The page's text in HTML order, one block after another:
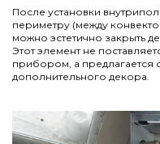
После установки
периметру (между
можно эстетично закрыть
Этот элемент не
прибором, а предлагается
дополнительного декора.